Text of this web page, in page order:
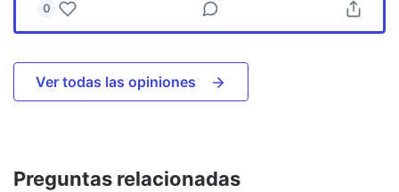
0
Ver todas las opiniones
Preguntas relacionadas